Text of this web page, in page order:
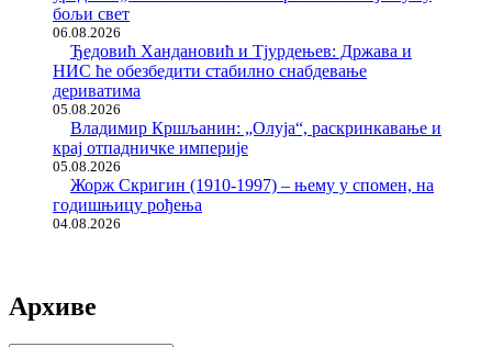
бољи свет
06.08.2026
Ђедовић Хандановић и Тјурдењев: Држава и
НИС ће обезбедити стабилно снабдевање
дериватима
05.08.2026
Владимир Кршљанин: „Олуја“, раскринкавање и
крај отпадничке империје
05.08.2026
Жорж Скригин (1910-1997) – њему у спомен, на
годишњицу рођења
04.08.2026
Архиве